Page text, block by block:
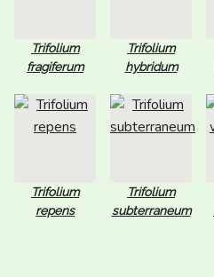
Trifolium
fragiferum
Trifolium
hybridum
Trifolium
repens
Trifolium
subterraneum